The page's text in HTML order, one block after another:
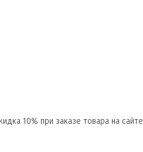
10% при заказе товара на сайте